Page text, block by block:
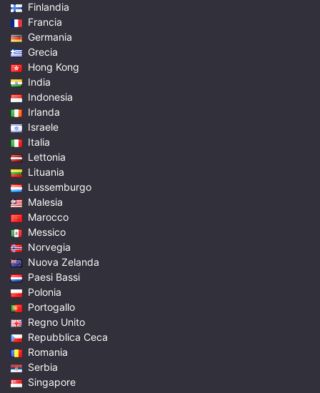
Finlandia
Francia
Germania
Grecia
Hong Kong
India
Indonesia
Irlanda
Israele
Italia
Lettonia
Lituania
Lussemburgo
Malesia
Marocco
Messico
Norvegia
Nuova Zelanda
Paesi Bassi
Polonia
Portogallo
Regno Unito
Repubblica Ceca
Romania
Serbia
Singapore